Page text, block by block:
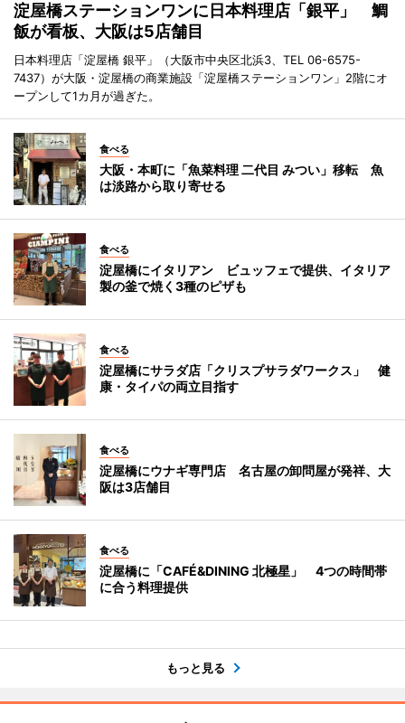
淀屋橋ステーションワンに日本料理店「銀平」 鯛
飯が看板、大阪は5店舗目
日本料理店「淀屋橋 銀平」（大阪市中央区北浜3、TEL 06-6575-
7437）が大阪・淀屋橋の商業施設「淀屋橋ステーションワン」2階にオ
ープンして1カ月が過ぎた。
食べる
大阪・本町に「魚菜料理 二代目 みつい」移転 魚
は淡路から取り寄せる
食べる
淀屋橋にイタリアン ビュッフェで提供、イタリア
製の釜で焼く3種のピザも
食べる
淀屋橋にサラダ店「クリスプサラダワークス」 健
康・タイパの両立目指す
食べる
淀屋橋にウナギ専門店 名古屋の卸問屋が発祥、大
阪は3店舗目
食べる
淀屋橋に「CAFÉ&DINING 北極星」 4つの時間帯
に合う料理提供
もっと見る